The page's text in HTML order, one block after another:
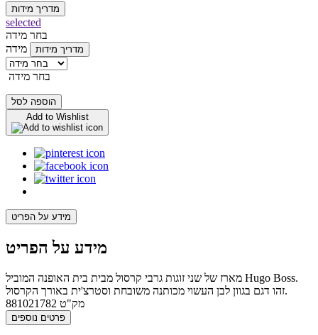
מדריך מידות
selected
בחר מידה
מידה
מדריך מידות
בחר מידה
הוספה לסל
Add to Wishlist
מידע על הפריט
מידע על הפריט
מארז של שני זוגות גרבי קרסול מבית בית האופנה המוביל Hugo Boss.
זהו דגם בגוון לבן העשוי מכותנה משובחת וסטרצ'ית באורך הקרסול.
מק"ט 881021782
פרטים נוספים